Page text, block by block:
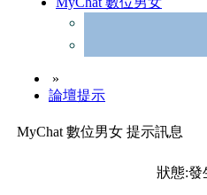
»
論壇提示
MyChat 數位男女 提示訊息
狀態:發